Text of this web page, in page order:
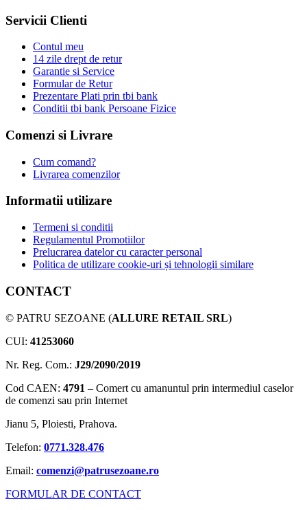
Servicii Clienti
Contul meu
14 zile drept de retur
Garantie si Service
Formular de Retur
Prezentare Plati prin tbi bank
Conditii tbi bank Persoane Fizice
Comenzi si Livrare
Cum comand?
Livrarea comenzilor
Informatii utilizare
Termeni si conditii
Regulamentul Promotiilor
Prelucrarea datelor cu caracter personal
Politica de utilizare cookie-uri și tehnologii similare
CONTACT
© PATRU SEZOANE (ALLURE RETAIL SRL)
CUI: 41253060
Nr. Reg. Com.: J29/2090/2019
Cod CAEN: 4791 – Comert cu amanuntul prin intermediul caselor
de comenzi sau prin Internet
Jianu 5, Ploiesti, Prahova.
Telefon: 0771.328.476
Email: comenzi@patrusezoane.ro
FORMULAR DE CONTACT